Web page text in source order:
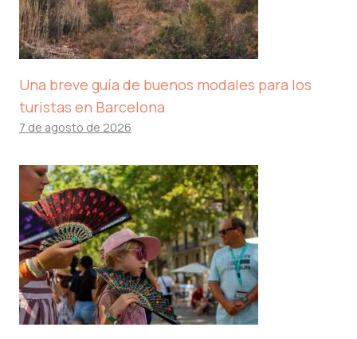
Una breve guía de buenos modales para los
turistas en Barcelona
7 de agosto de 2026